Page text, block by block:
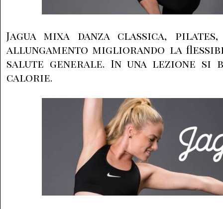
Jagua mixa danza classica,
allungamento migliorando la
salute generale. In una lezione si
calorie.